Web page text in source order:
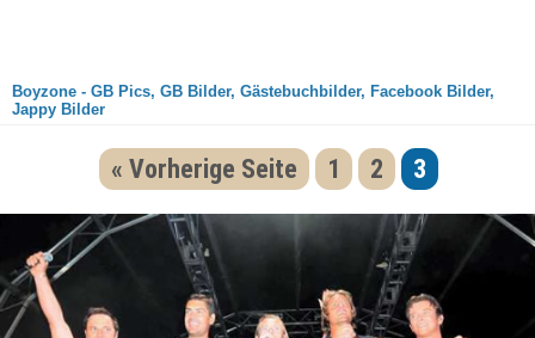
Boyzone - GB Pics, GB Bilder, Gästebuchbilder, Facebook Bilder,
Jappy Bilder
« Vorherige Seite 1 2 3